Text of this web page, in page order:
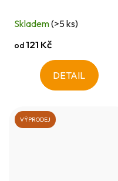
Skladem(>5 ks)
od121 Kč
DETAIL
VÝPRODEJ